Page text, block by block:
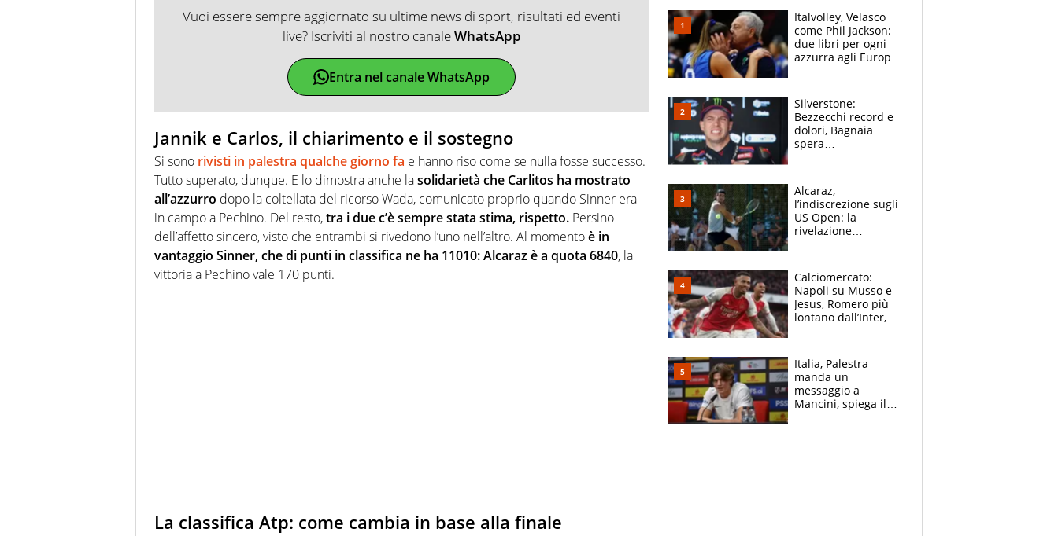
Vuoi essere sempre aggiornato su ultime news di sport, risultati ed eventi
live? Iscriviti al nostro canaleWhatsApp
Entra nel canale WhatsApp
Jannik e Carlos, il chiarimento e il sostegno
Si sono rivisti in palestra qualche giorno fa e hanno riso come se nulla fosse successo.
Tutto superato, dunque. E lo dimostra anche lasolidarietà che Carlitos ha mostrato
all’azzurro dopo la coltellata del ricorso Wada, comunicato proprio quando Sinner era
in campo a Pechino. Del resto,tra i due c’è sempre stata stima, rispetto. Persino
dell’affetto sincero, visto che entrambi si rivedono l’uno nell’altro. Al momentoè in
vantaggio Sinner, che di punti in classifica ne ha 11010: Alcaraz è a quota 6840, la
vittoria a Pechino vale 170 punti.
La classifica Atp: come cambia in base alla finale
Italvolley, Velasco
come Phil Jackson:
due libri per ogni
azzurra agli Europei.
Silverstone:
Bezzecchi record e
dolori, Bagnaia
spera
e vota Aprilia
Alcaraz,
l’indiscrezione sugli
US Open: la
rivelazione
B. Rune verso la
rinuncia
Calciomercato:
Napoli su Musso e
Jesus, Romero più
lontano dall’Inter,
tabellone
Italia, Palestra
manda un
messaggio a
Mancini, spiega il